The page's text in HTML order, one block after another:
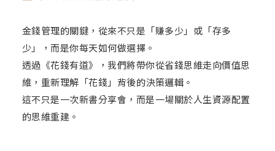
金錢管理的關鍵，從來不只是「賺多少」或「存多
少」，而是你每天如何做選擇。
透過《花錢有道》，我們將帶你從省錢思維走向價值思
維，重新理解「花錢」背後的決策邏輯。
這不只是一次新書分享會，而是一場關於人生資源配置
的思維重建。